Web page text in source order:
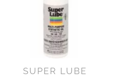
SUPER LUBE